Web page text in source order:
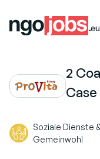
2
Soziale Dienste &
Gemeinwohl